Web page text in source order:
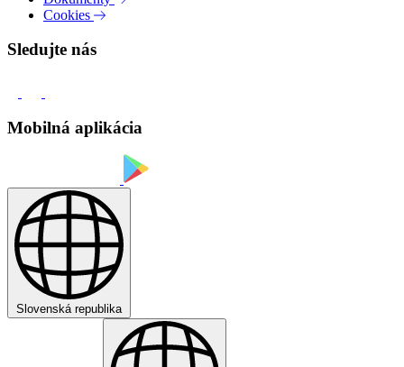
Cookies
Sledujte nás
Mobilná aplikácia
Slovenská republika